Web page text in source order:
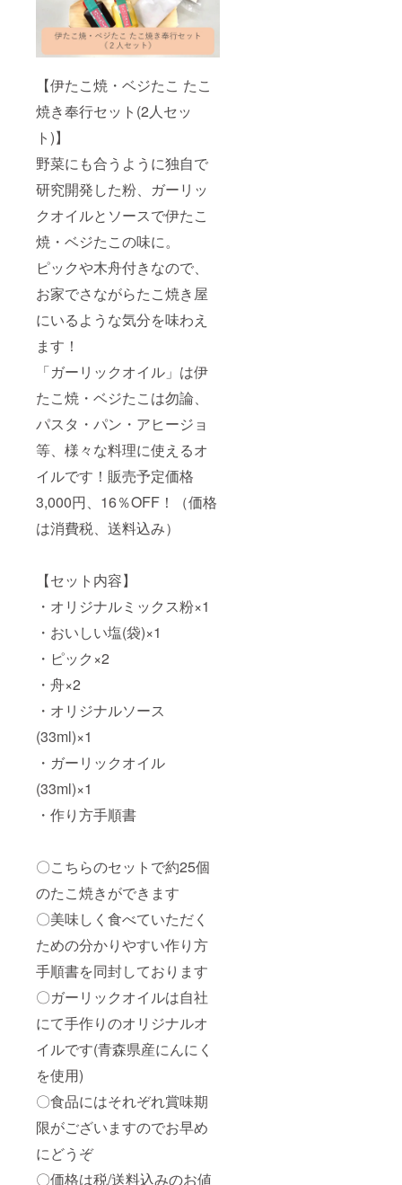
【伊たこ焼・ベジたこ たこ
焼き奉行セット(2人セッ
ト)】
野菜にも合うように独自で
研究開発した粉、ガーリッ
クオイルとソースで伊たこ
焼・ベジたこの味に。
ピックや木舟付きなので、
お家でさながらたこ焼き屋
にいるような気分を味わえ
ます！
「ガーリックオイル」は伊
たこ焼・ベジたこは勿論、
パスタ・パン・アヒージョ
等、様々な料理に使えるオ
イルです！販売予定価格
3,000円、16％OFF！（価格
は消費税、送料込み）
【セット内容】
・オリジナルミックス粉×1
・おいしい塩(袋)×1
・ピック×2
・舟×2
・オリジナルソース
(33ml)×1
・ガーリックオイル
(33ml)×1
・作り方手順書
〇こちらのセットで約25個
のたこ焼きができます
〇美味しく食べていただく
ための分かりやすい作り方
手順書を同封しております
〇ガーリックオイルは自社
にて手作りのオリジナルオ
イルです(青森県産にんにく
を使用)
〇食品にはそれぞれ賞味期
限がございますのでお早め
にどうぞ
〇価格は税/送料込みのお値